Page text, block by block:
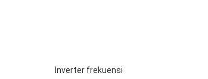
Inverter frekuensi